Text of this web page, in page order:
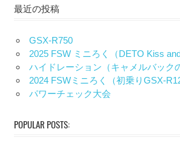
最近の投稿
GSX-R750
2025 FSW ミニろく（DETO Kiss
ハイドレーション（キャメルバック
2024 FSWミニろく（初乗りGSX-
パワーチェック大会
POPULAR POSTS: